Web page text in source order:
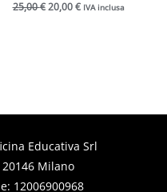
25,00€ 20,00€ IVA inclusa
Educativa Srl
Milano
12006900968